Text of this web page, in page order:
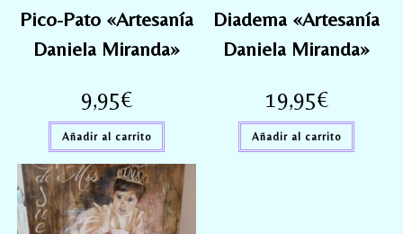
Pico-Pato «Artesanía
Daniela Miranda»
9,95€
Añadir al carrito
Diadema «Artesanía
Daniela Miranda»
19,95€
Añadir al carrito